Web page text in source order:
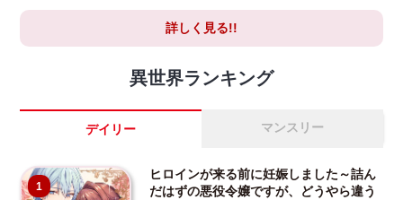
詳しく見る!!
異世界ランキング
デイリー マンスリー
1
ヒロインが来る前に妊娠しました～詰ん
だはずの悪役令嬢ですが、どうやら違う